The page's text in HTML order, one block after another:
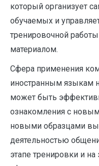
который организует
обучаемых и
тренировочной
материалом.
Сфера применения
иностранным языкам
может быть
ознакомления с
новыми образцами
деятельностью
этапе тренировки и